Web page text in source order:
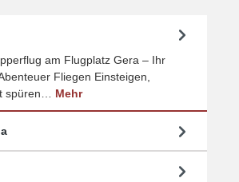
am Flugplatz Gera – Ihr
Fliegen Einsteigen,
spüren… Mehr